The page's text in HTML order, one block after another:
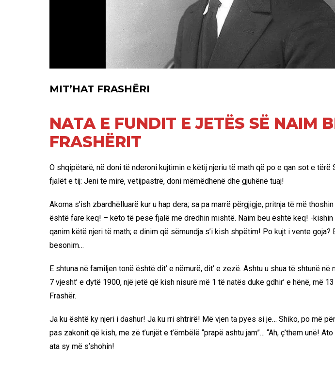
MIT’HAT FRASHËRI
NATA E FUNDIT E JETËS SË NAIM
FRASHËRIT
O shqipëtarë, në doni të nderoni kujtimin e këtij njeriu të math që po e qan sot e tërë
fjalët e tij: Jeni të mirë, vetijpastrë, doni mëmëdhenë dhe gjuhënë tuaj!
Akoma s’ish zbardhëlluarë kur u hap dera; sa pa marrë përgjigje, pritnja të më thoshin
është fare keq! – këto të pesë fjalë më dredhin mishtë. Naim beu është keq! -kishin
qanim këtë njeri të math; e dinim që sëmundja s’i kish shpëtim! Po kujt i vente goja?
besonim…
E shtuna në familjen tonë është dit’ e nëmurë, dit’ e zezë. Ashtu u shua të shtunë
7 vjesht’ e dytë 1900, një jetë që kish nisurë më 1 të natës duke gdhir’ e hënë, më
Frashër.
Ja ku është ky njeri i dashur! Ja ku rri shtrirë! Më vjen ta pyes si je… Shiko, po më
pas zakonit që kish, me zë t’unjët e t’ëmbëlë “prapë ashtu jam”… “Ah, ç’them unë!
ata sy më s’shohin!